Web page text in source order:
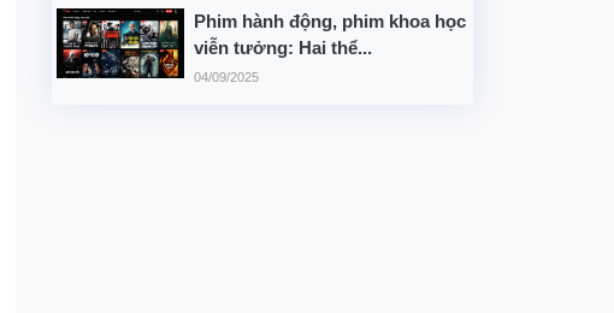
Phim hành động, phim khoa học
viễn tưởng: Hai thể...
04/09/2025